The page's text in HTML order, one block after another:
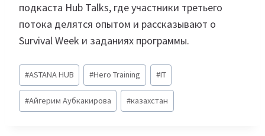
подкаста Hub Talks, где участники третьего
потока делятся опытом и рассказывают о
Survival Week и заданиях программы.
Метки
записи:
#ASTANA HUB #Hero Training #IT
#Айгерим Аубкакирова #казахстан